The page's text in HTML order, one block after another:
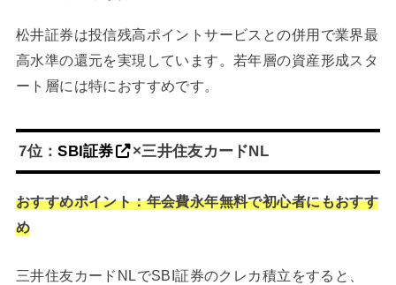
松井証券は投信残高ポイントサービスとの併用で業界最
高水準の還元を実現しています。若年層の資産形成スタ
ート層には特におすすめです。
7位：SBI証券 ×三井住友カードNL
おすすめポイント：年会費永年無料で初心者にもおすす
め
三井住友カードNLでSBI証券のクレカ積立をすると、